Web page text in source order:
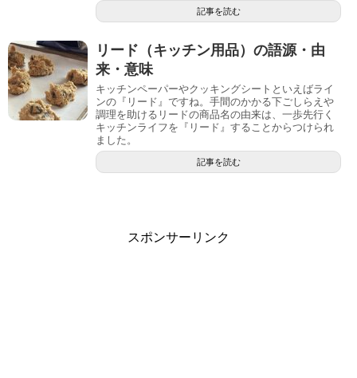
記事を読む
リード（キッチン用品）の語源・由
来・意味
キッチンペーパーやクッキングシートといえばライ
ンの『リード』ですね。手間のかかる下ごしらえや
調理を助けるリードの商品名の由来は、一歩先行く
キッチンライフを『リード』することからつけられ
ました。
記事を読む
スポンサーリンク